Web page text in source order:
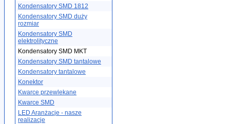
Kondensatory SMD 1812
Kondensatory SMD duży
rozmiar
Kondensatory SMD
elektrolityczne
Kondensatory SMD MKT
Kondensatory SMD tantalowe
Kondensatory tantalowe
Konektor
Kwarce przewlekane
Kwarce SMD
LED Aranżacje - nasze
realizacje